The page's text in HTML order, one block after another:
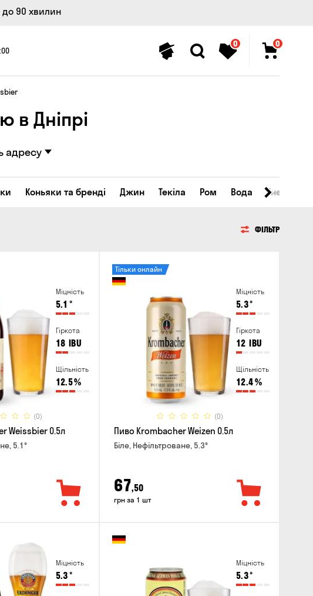
до 90 хвилин
0 0
в Дніпрі
адресу
Коньяки та бренді Джин Текіла Ром Вода
ФІЛЬТР
Міцність
5.1 °
Гіркота
18 IBU
Щільність
12.5%
(0)
Weissbier 0.5л
5.1°
Міцність
5.3°
Гіркота
12 IBU
Щільність
12.4%
(0)
Тільки онлайн
Пиво Krombacher Weizen 0.5л
Біле, Нефільтроване, 5.3°
67,50
грн за 1 шт
Міцність
5.3°
Міцність
5.3°